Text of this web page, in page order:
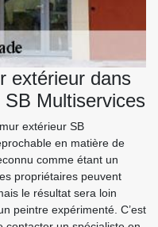
extérieur dans
Multiservices
extérieur SB
en matière de
comme étant un
propriétaires peuvent
le résultat sera loin
peintre expérimenté. C’est